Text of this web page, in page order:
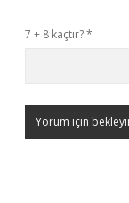
7 + 8 kaçtır?*